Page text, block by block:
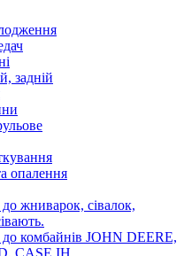
задній
опалення
жниварок, сівалок,
до комбайнів JOHN DEERE,
CASE IH